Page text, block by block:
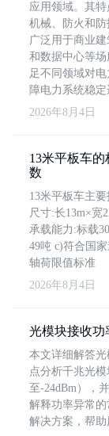
应用领域。其特
机械、防火和防
广泛用于商业
和数据中心等
足不同领域对
障电力系统稳定
2026年8月4日
13米平板车
数
13米平板车主
尺寸:长13m×宽
承载能力:标载
49吨 c)符合国
轴荷限值标准
2026年8月4日
光模块接收功
本文详细解答
点分析千兆光
至-24dBm），
解释功率异常
解决方案，帮助